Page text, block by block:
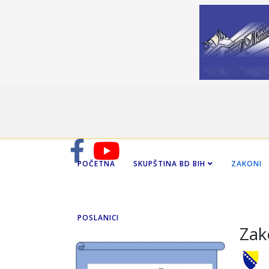
POČETNA SKUPŠTINA BD BIH ZAKONI
POSLANICI